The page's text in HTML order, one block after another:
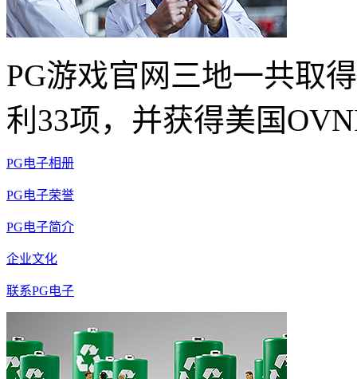
PG游戏官网三地一共取
利33项，并获得美国
PG电子相册
PG电子荣誉
PG电子简介
企业文化
联系PG电子